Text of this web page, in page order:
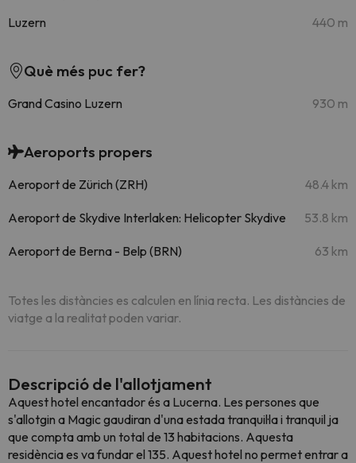
Luzern 440 m
Què més puc fer?
Grand Casino Luzern 930 m
Aeroports propers
Aeroport de Zürich (ZRH) 48.4 km
Aeroport de Skydive Interlaken: Helicopter Skydive 53.8 km
Aeroport de Berna - Belp (BRN) 63 km
Totes les distàncies es calculen en línia recta. Les distàncies de
viatge a la realitat poden variar.
Descripció de l'allotjament
Aquest hotel encantador és a Lucerna. Les persones que
s'allotgin a Magic gaudiran d'una estada tranquil·la i tranquil ja
que compta amb un total de 13 habitacions. Aquesta
residència es va fundar el 135. Aquest hotel no permet entrar a